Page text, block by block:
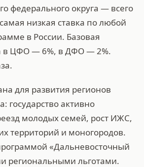
федерального округа — всего
низкая ставка по любой
в России. Базовая
в ЦФО — 6%, в ДФО — 2%.
для развития регионов
государство активно
молодых семей, рост ИЖС,
территорий и моногородов.
«Дальневосточный
региональными льготами.